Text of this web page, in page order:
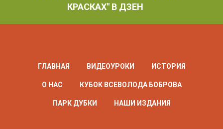
КРАСКАХ" В ДЗЕН
ГЛАВНАЯ ВИДЕОУРОКИ ИСТОРИЯ
О НАС КУБОК ВСЕВОЛОДА БОБРОВА
ПАРК ДУБКИ НАШИ ИЗДАНИЯ